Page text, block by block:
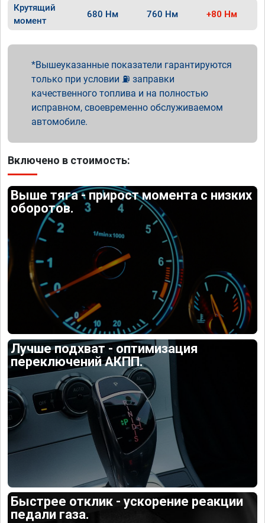
Крутящий
момент
680 Нм 760 Нм +80 Нм
Вышеуказанные показатели гарантируются
только при условии ⛽ заправки
качественного топлива и на полностью
исправном, своевременно обслуживаемом
автомобиле.
Включено в стоимость:
Выше тяга - прирост момента с низких
оборотов.
Лучше подхват - оптимизация
переключений АКПП.
Быстрее отклик - ускорение реакции
педали газа.